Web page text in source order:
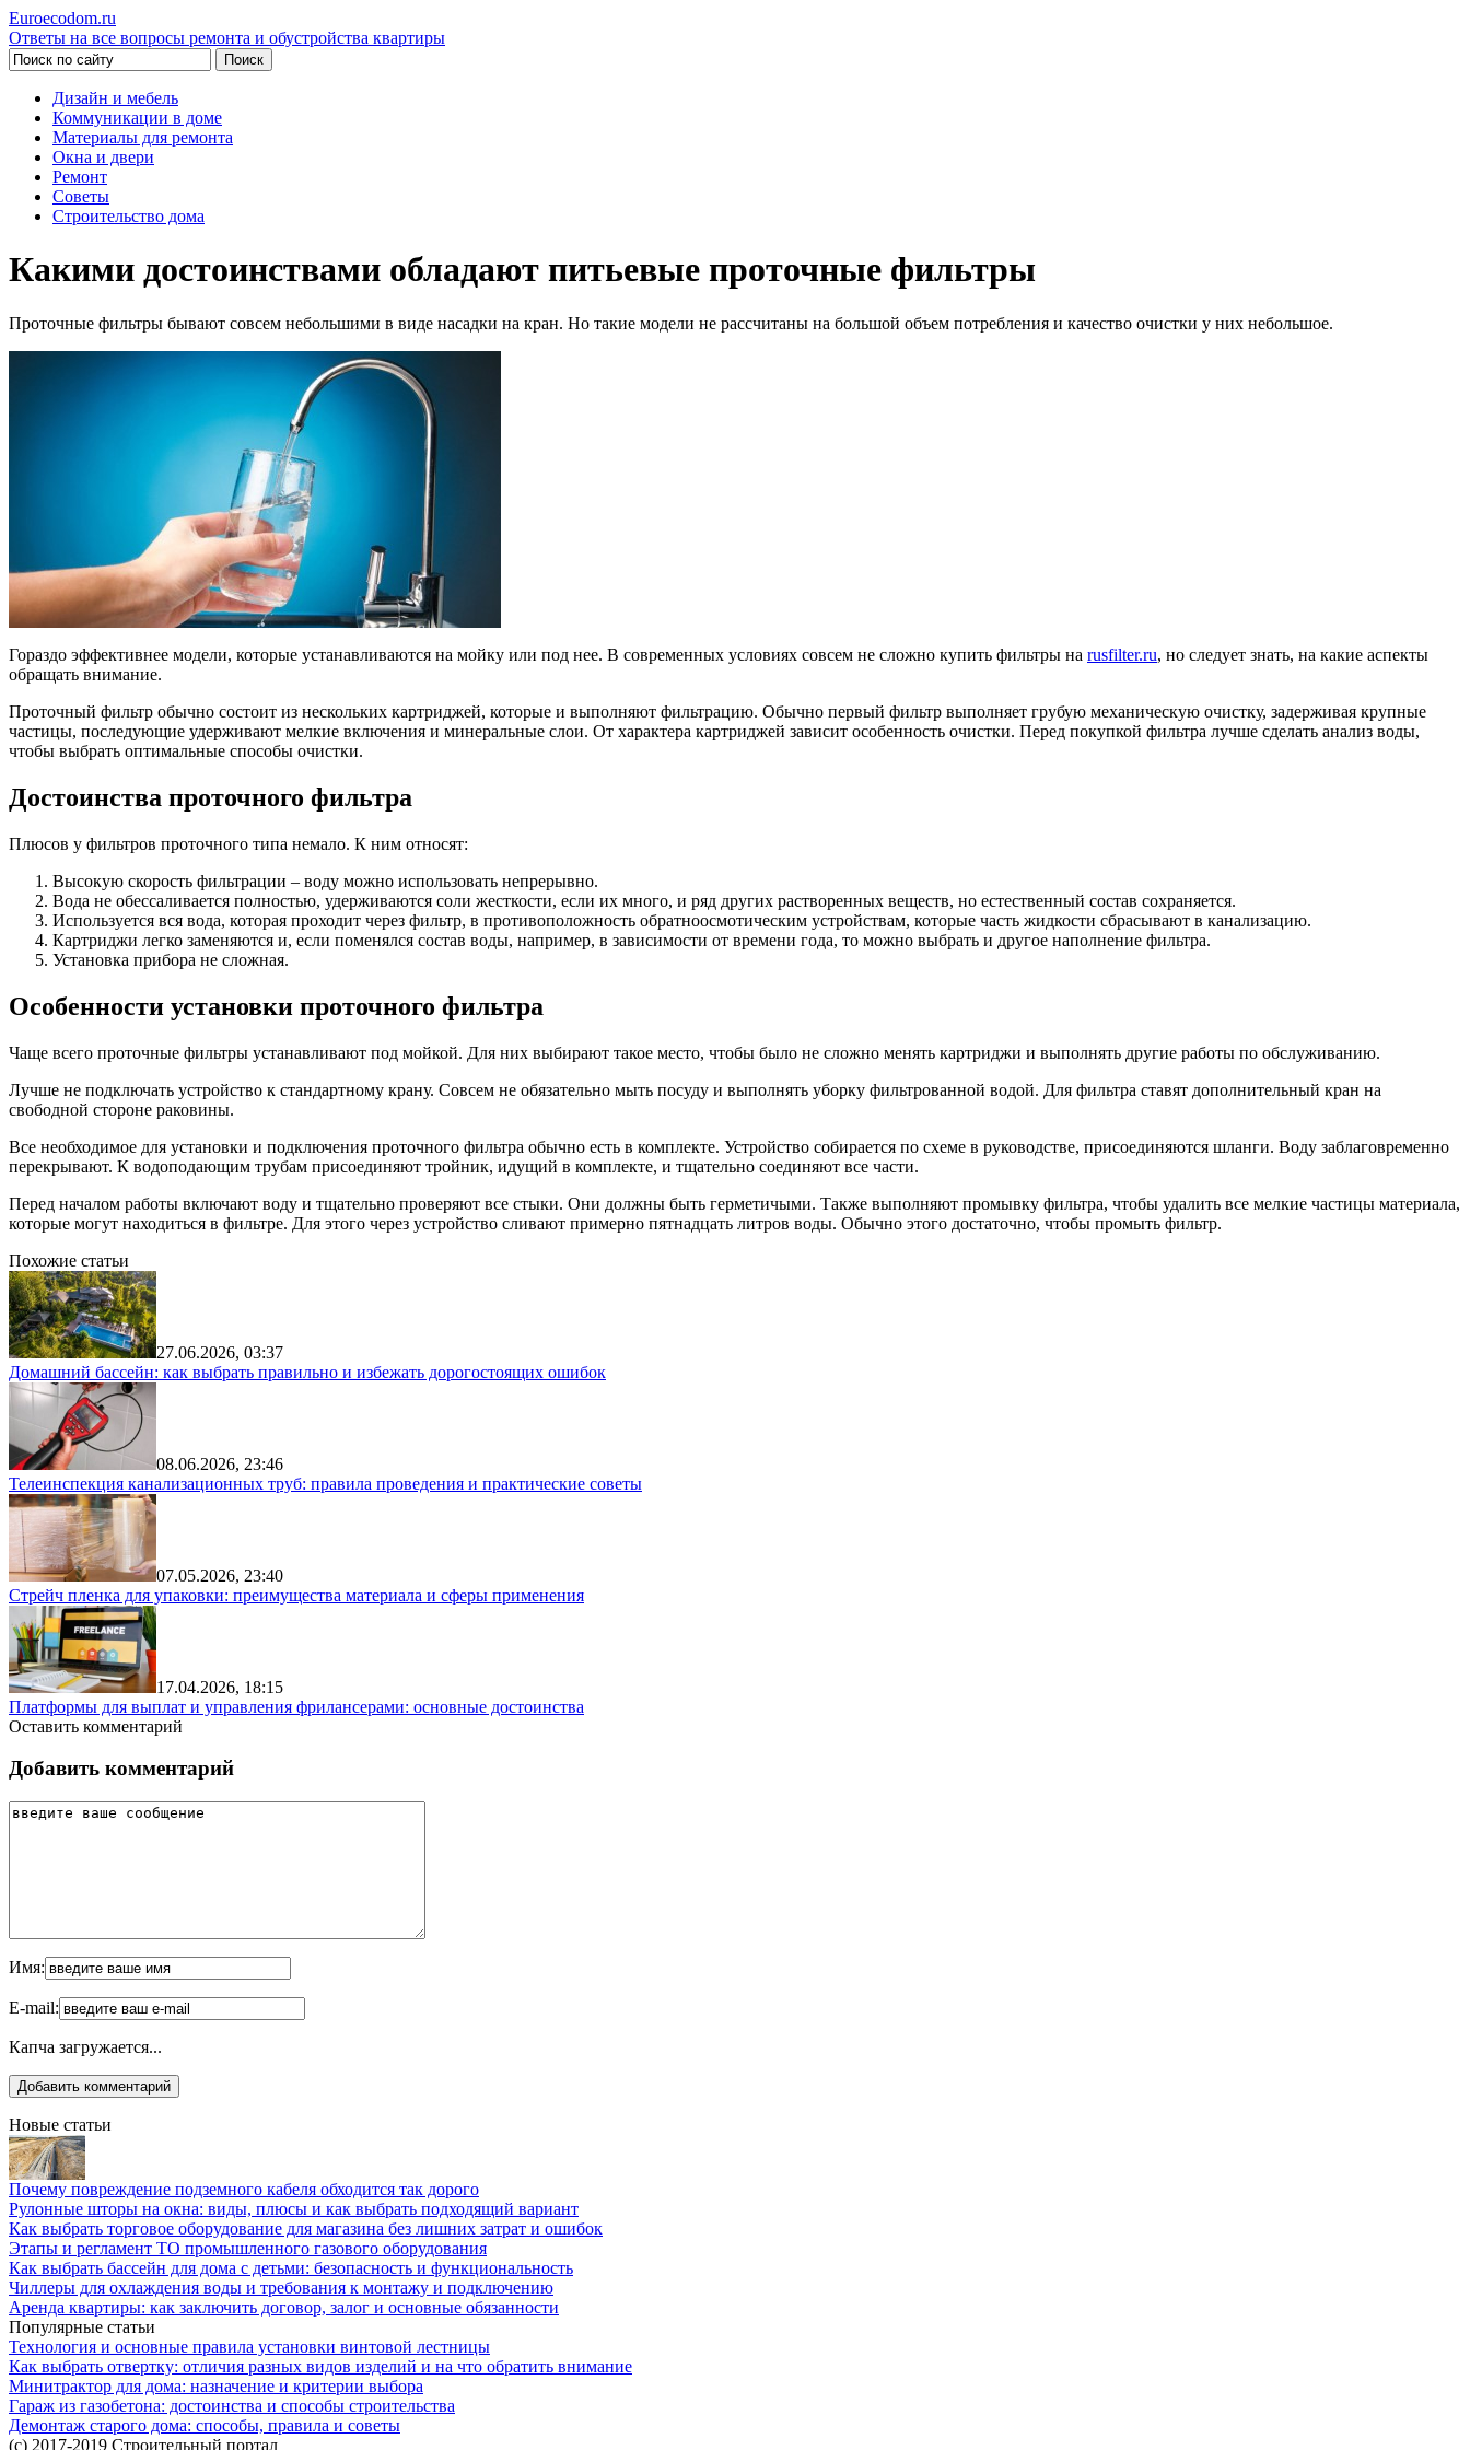
Euroecodom.ru
Ответы на все вопросы ремонта и обустройства квартиры
Дизайн и мебель
Коммуникации в доме
Материалы для ремонта
Окна и двери
Ремонт
Советы
Строительство дома
Какими достоинствами обладают питьевые проточные фильтры
Проточные фильтры бывают совсем небольшими в виде насадки на кран. Но такие модели не рассчитаны на большой объем потребления и качество очистки у них небольшое.
Гораздо эффективнее модели, которые устанавливаются на мойку или под нее. В современных условиях совсем не сложно купить фильтры на rusfilter.ru, но следует знать, на какие аспекты
обращать внимание.
Проточный фильтр обычно состоит из нескольких картриджей, которые и выполняют фильтрацию. Обычно первый фильтр выполняет грубую механическую очистку, задерживая крупные
частицы, последующие удерживают мелкие включения и минеральные слои. От характера картриджей зависит особенность очистки. Перед покупкой фильтра лучше сделать анализ воды,
чтобы выбрать оптимальные способы очистки.
Достоинства проточного фильтра
Плюсов у фильтров проточного типа немало. К ним относят:
Высокую скорость фильтрации – воду можно использовать непрерывно.
Вода не обессаливается полностью, удерживаются соли жесткости, если их много, и ряд других растворенных веществ, но естественный состав сохраняется.
Используется вся вода, которая проходит через фильтр, в противоположность обратноосмотическим устройствам, которые часть жидкости сбрасывают в канализацию.
Картриджи легко заменяются и, если поменялся состав воды, например, в зависимости от времени года, то можно выбрать и другое наполнение фильтра.
Установка прибора не сложная.
Особенности установки проточного фильтра
Чаще всего проточные фильтры устанавливают под мойкой. Для них выбирают такое место, чтобы было не сложно менять картриджи и выполнять другие работы по обслуживанию.
Лучше не подключать устройство к стандартному крану. Совсем не обязательно мыть посуду и выполнять уборку фильтрованной водой. Для фильтра ставят дополнительный кран на
свободной стороне раковины.
Все необходимое для установки и подключения проточного фильтра обычно есть в комплекте. Устройство собирается по схеме в руководстве, присоединяются шланги. Воду заблаговременно
перекрывают. К водоподающим трубам присоединяют тройник, идущий в комплекте, и тщательно соединяют все части.
Перед началом работы включают воду и тщательно проверяют все стыки. Они должны быть герметичыми. Также выполняют промывку фильтра, чтобы удалить все мелкие частицы материала,
которые могут находиться в фильтре. Для этого через устройство сливают примерно пятнадцать литров воды. Обычно этого достаточно, чтобы промыть фильтр.
Похожие статьи
27.06.2026, 03:37
Домашний бассейн: как выбрать правильно и избежать дорогостоящих ошибок
08.06.2026, 23:46
Телеинспекция канализационных труб: правила проведения и практические советы
07.05.2026, 23:40
Стрейч пленка для упаковки: преимущества материала и сферы применения
17.04.2026, 18:15
Платформы для выплат и управления фрилансерами: основные достоинства
Оставить комментарий
Добавить комментарий
Имя:
E-mail:
Капча загружается...
Новые статьи
Почему повреждение подземного кабеля обходится так дорого
Рулонные шторы на окна: виды, плюсы и как выбрать подходящий вариант
Как выбрать торговое оборудование для магазина без лишних затрат и ошибок
Этапы и регламент ТО промышленного газового оборудования
Как выбрать бассейн для дома с детьми: безопасность и функциональность
Чиллеры для охлаждения воды и требования к монтажу и подключению
Аренда квартиры: как заключить договор, залог и основные обязанности
Популярные статьи
Технология и основные правила установки винтовой лестницы
Как выбрать отвертку: отличия разных видов изделий и на что обратить внимание
Минитрактор для дома: назначение и критерии выбора
Гараж из газобетона: достоинства и способы строительства
Демонтаж старого дома: способы, правила и советы
(c) 2017-2019 Строительный портал